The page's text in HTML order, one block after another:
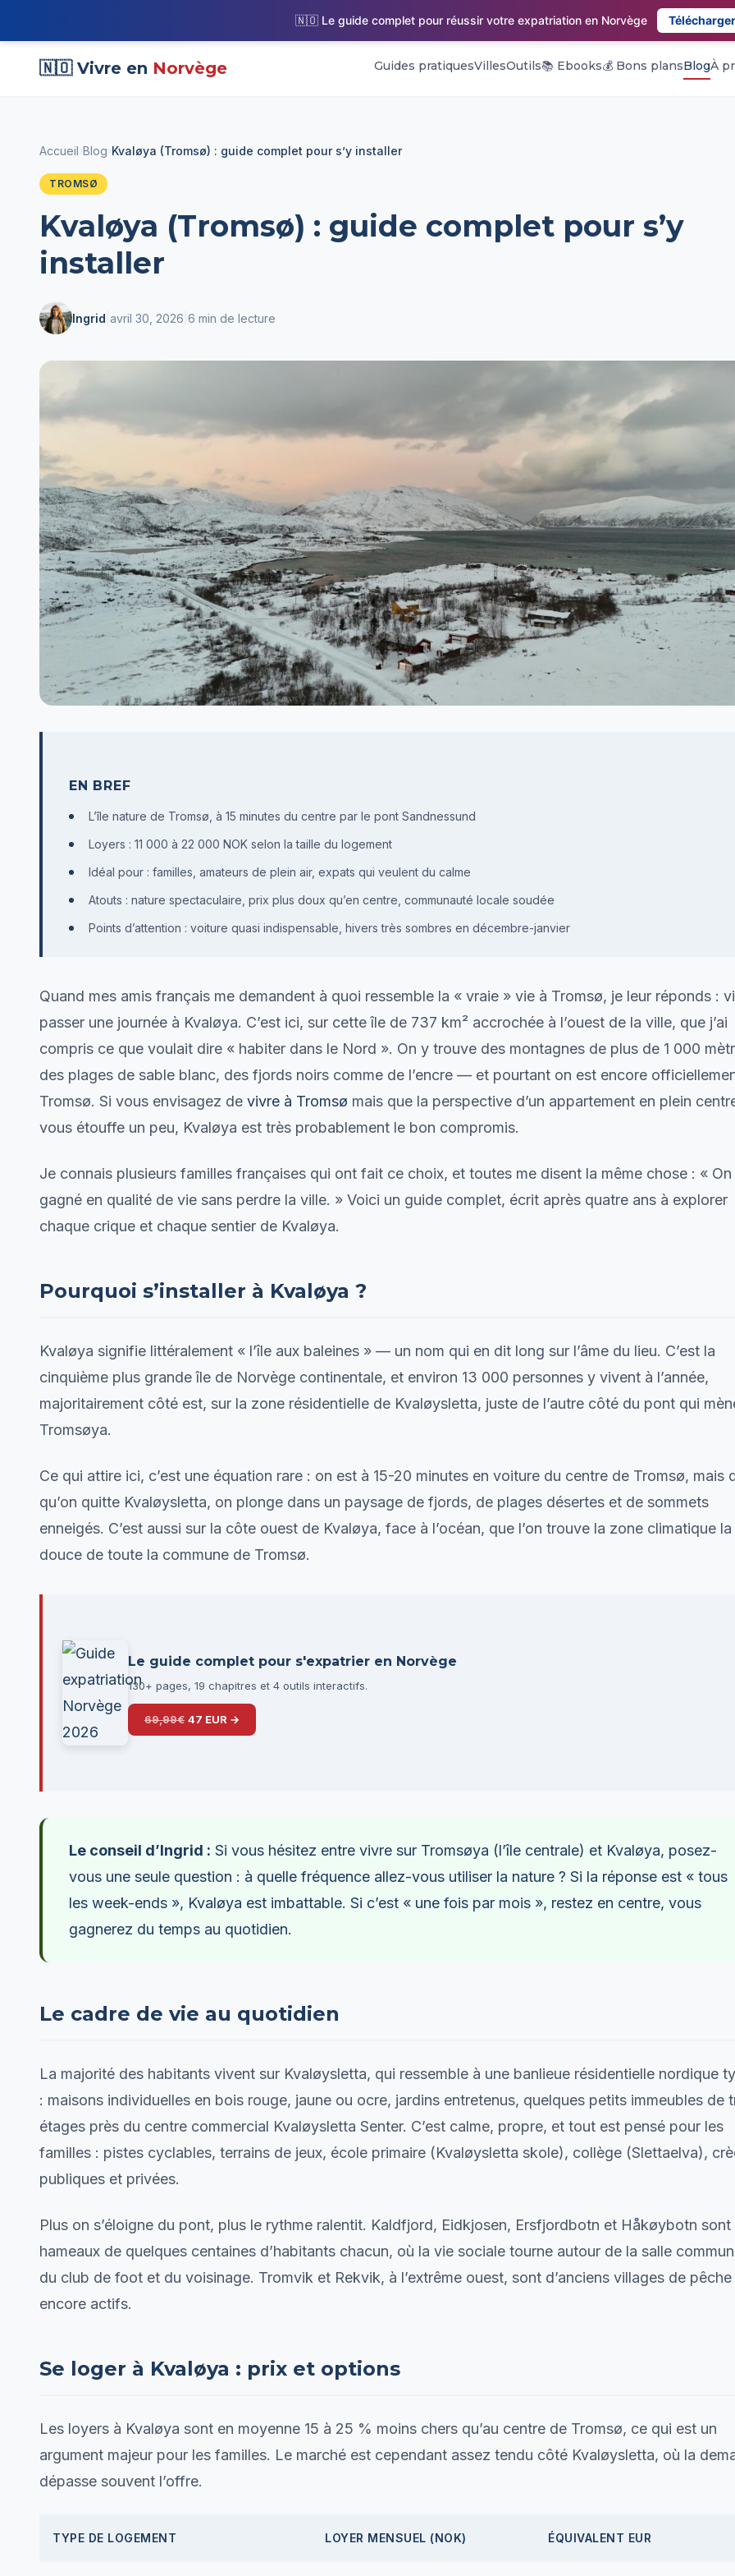
🇳🇴 Le guide complet pour réussir votre expatriation en Norvège
🇳🇴 Vivre en Norvège Guides pratiquesVillesOutils📚 Ebooks💰 Bons plansBlogÀ
Accueil Blog Kvaløya (Tromsø) : guide complet pour s’y installer
TROMSØ
Kvaløya (Tromsø) : guide complet pour s’y
installer
Ingrid avril 30, 2026 6 min de lecture
EN BREF
L’île nature de Tromsø, à 15 minutes du centre par le pont Sandnessund
Loyers : 11 000 à 22 000 NOK selon la taille du logement
Idéal pour : familles, amateurs de plein air, expats qui veulent du calme
Atouts : nature spectaculaire, prix plus doux qu’en centre, communauté locale soudée
Points d’attention : voiture quasi indispensable, hivers très sombres en décembre-janvier
Quand mes amis français me demandent à quoi ressemble la « vraie » vie à Tromsø, je leur réponds :
passer une journée à Kvaløya. C’est ici, sur cette île de 737 km² accrochée à l’ouest de la ville, que j’ai
compris ce que voulait dire « habiter dans le Nord ». On y trouve des montagnes de plus de 1 000
des plages de sable blanc, des fjords noirs comme de l’encre — et pourtant on est encore
Tromsø. Si vous envisagez de vivre à Tromsø mais que la perspective d’un appartement en plein
vous étouffe un peu, Kvaløya est très probablement le bon compromis.
Je connais plusieurs familles françaises qui ont fait ce choix, et toutes me disent la même chose : « On
gagné en qualité de vie sans perdre la ville. » Voici un guide complet, écrit après quatre ans à explorer
chaque crique et chaque sentier de Kvaløya.
Pourquoi s’installer à Kvaløya ?
Kvaløya signifie littéralement « l’île aux baleines » — un nom qui en dit long sur l’âme du lieu. C’est la
cinquième plus grande île de Norvège continentale, et environ 13 000 personnes y vivent à l’année,
majoritairement côté est, sur la zone résidentielle de Kvaløysletta, juste de l’autre côté du pont qui
Tromsøya.
Ce qui attire ici, c’est une équation rare : on est à 15-20 minutes en voiture du centre de Tromsø, mais
qu’on quitte Kvaløysletta, on plonge dans un paysage de fjords, de plages désertes et de sommets
enneigés. C’est aussi sur la côte ouest de Kvaløya, face à l’océan, que l’on trouve la zone climatique
douce de toute la commune de Tromsø.
Le guide complet pour s'expatrier en Norvège
130+ pages, 19 chapitres et 4 outils interactifs.
69,99€ 47 EUR →
Le conseil d’Ingrid : Si vous hésitez entre vivre sur Tromsøya (l’île centrale) et Kvaløya, posez-
vous une seule question : à quelle fréquence allez-vous utiliser la nature ? Si la réponse est « tous
les week-ends », Kvaløya est imbattable. Si c’est « une fois par mois », restez en centre, vous
gagnerez du temps au quotidien.
Le cadre de vie au quotidien
La majorité des habitants vivent sur Kvaløysletta, qui ressemble à une banlieue résidentielle nordique
: maisons individuelles en bois rouge, jaune ou ocre, jardins entretenus, quelques petits immeubles de
étages près du centre commercial Kvaløysletta Senter. C’est calme, propre, et tout est pensé pour les
familles : pistes cyclables, terrains de jeux, école primaire (Kvaløysletta skole), collège (Slettaelva),
publiques et privées.
Plus on s’éloigne du pont, plus le rythme ralentit. Kaldfjord, Eidkjosen, Ersfjordbotn et Håkøybotn sont
hameaux de quelques centaines d’habitants chacun, où la vie sociale tourne autour de la salle
du club de foot et du voisinage. Tromvik et Rekvik, à l’extrême ouest, sont d’anciens villages de pêche
encore actifs.
Se loger à Kvaløya : prix et options
Les loyers à Kvaløya sont en moyenne 15 à 25 % moins chers qu’au centre de Tromsø, ce qui est un
argument majeur pour les familles. Le marché est cependant assez tendu côté Kvaløysletta, où la
dépasse souvent l’offre.
TYPE DE LOGEMENT LOYER MENSUEL (NOK) ÉQUIVALENT EUR